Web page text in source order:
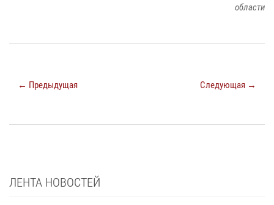
области
← Предыдущая Следующая →
ЛЕНТА НОВОСТЕЙ